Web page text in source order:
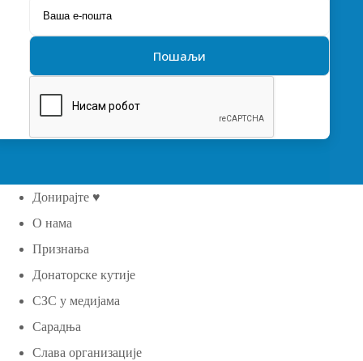
Донирајте ♥
О нама
Признања
Донаторске кутије
СЗС у медијама
Сарадња
Слава организације